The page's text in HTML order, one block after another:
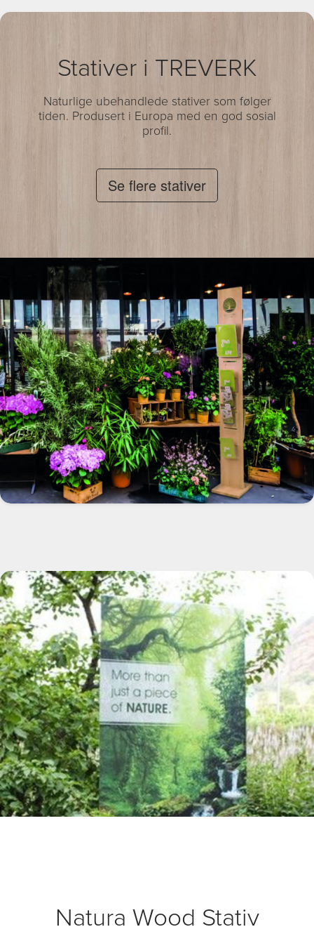
Stativer i TREVERK
Naturlige ubehandlede stativer som følger
tiden. Produsert i Europa med en god sosial
profil.
Se flere stativer
Natura Wood Stativ